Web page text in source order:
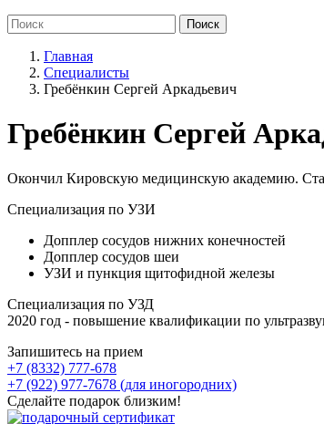
Главная
Специалисты
Гребёнкин Сергей Аркадьевич
Гребёнкин Сергей
Окончил Кировскую медицинскую академию.
Специализация по УЗИ
Допплер сосудов нижних конечностей
Допплер сосудов шеи
УЗИ и пункция щитофидной железы
Специализация по УЗД
2020 год - повышение квалификации по
Запишитесь на прием
+7 (8332) 777-678
+7 (922) 977-7678 (для иногородних)
Сделайте подарок близким!